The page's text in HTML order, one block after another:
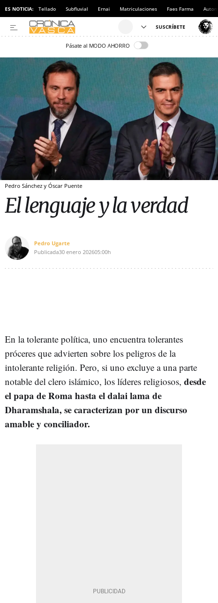
ES NOTICIA: Tellado Subfluvial Ernai Matriculaciones Faes Farma
Pásate al MODO AHORRO
Pedro Sánchez y Óscar Puente
El lenguaje y la verdad
Pedro Ugarte
Publicada30 enero 202605:00h
En la tolerante política, uno encuentra tolerantes
próceres que advierten sobre los peligros de la
intolerante religión. Pero, si uno excluye a una parte
notable del clero islámico, los líderes religiosos, desde
el papa de Roma hasta el dalai lama de
Dharamshala, se caracterizan por un discurso
amable y conciliador.